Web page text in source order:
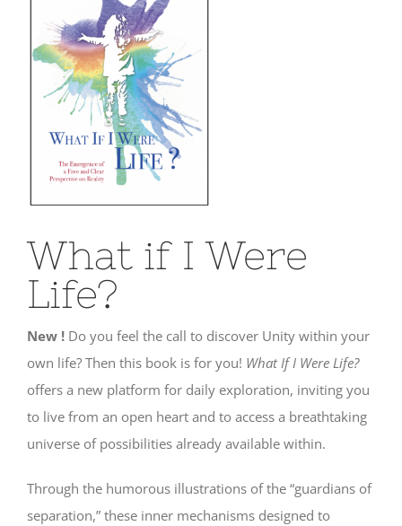
What if I Were
Life?
New !Do you feel the call to discover Unity within your
own life? Then this book is for you! What If I Were Life?
offers a new platform for daily exploration, inviting you
to live from an open heart and to access a breathtaking
universe of possibilities already available within.
Through the humorous illustrations of the “guardians of
separation,” these inner mechanisms designed to